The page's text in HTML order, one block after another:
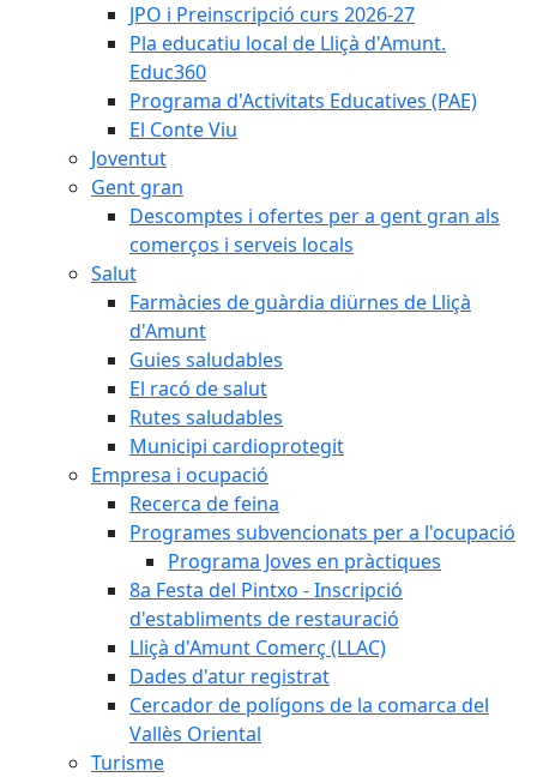
JPO i Preinscripció curs 2026-27
Pla educatiu local de Lliçà d'Amunt.
Educ360
Programa d'Activitats Educatives (PAE)
El Conte Viu
Joventut
Gent gran
Descomptes i ofertes per a gent gran als
comerços i serveis locals
Salut
Farmàcies de guàrdia diürnes de Lliçà
d'Amunt
Guies saludables
El racó de salut
Rutes saludables
Municipi cardioprotegit
Empresa i ocupació
Recerca de feina
Programes subvencionats per a l'ocupació
Programa Joves en pràctiques
8a Festa del Pintxo - Inscripció
d'establiments de restauració
Lliçà d'Amunt Comerç (LLAC)
Dades d'atur registrat
Cercador de polígons de la comarca del
Vallès Oriental
Turisme